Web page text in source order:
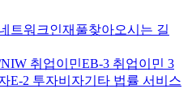
트워크인재풀찾아오시는 길
취업이민EB-3 취업이민 3
E-2 투자비자기타 법률 서비스